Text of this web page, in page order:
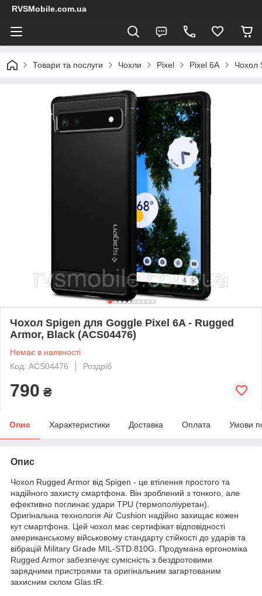
RVSMobile.com.ua
Товари та послуги Чохли Pixel Pixel 6A Чохол
Чохол Spigen для Goggle Pixel 6A - Rugged
Armor, Black (ACS04476)
Немає в наявності
Код: ACS04476
Роздріб
790 ₴
Опис Характеристики Доставка Оплата Умови
Опис
Чохол Rugged Armor від Spigen - це втілення простого та
надійного захисту смартфона. Він зроблений з тонкого, але
ефективно поглинає удари TPU (термополіуретан).
Оригінальна технологія Air Cushion надійно захищає кожен
кут смартфона. Цей чохол має сертифікат відповідності
американському військовому стандарту стійкості до ударів та
вібрацій Military Grade MIL-STD 810G. Продумана ергономіка
Rugged Armor забезпечує сумісність з бездротовими
зарядними пристроями та оригінальним загартованим
захисним склом Glas.tR.